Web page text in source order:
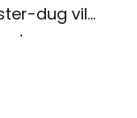
dug vil
og